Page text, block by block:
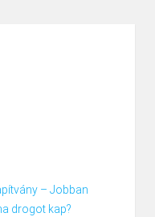
– Jobban
drogot kap?